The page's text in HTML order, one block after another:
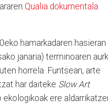
Qualia dokumentala
hamarkadaren hasieran
janaria) terminoaren
horrela. Funtsean, arte
har daiteke Slow Art
ere